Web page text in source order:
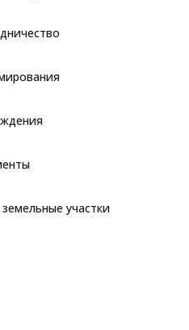
участки